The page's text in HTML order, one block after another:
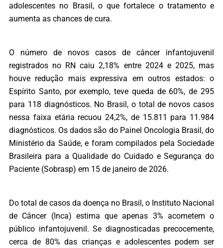
adolescentes no Brasil, o que fortalece o tratamento e
aumenta as chances de cura.
O número de novos casos de câncer infantojuvenil
registrados no RN caiu 2,18% entre 2024 e 2025, mas
houve redução mais expressiva em outros estados: o
Espírito Santo, por exemplo, teve queda de 60%, de 295
para 118 diagnósticos. No Brasil, o total de novos casos
nessa faixa etária recuou 24,2%, de 15.811 para 11.984
diagnósticos. Os dados são do Painel Oncologia Brasil, do
Ministério da Saúde, e foram compilados pela Sociedade
Brasileira para a Qualidade do Cuidado e Segurança do
Paciente (Sobrasp) em 15 de janeiro de 2026.
Do total de casos da doença no Brasil, o Instituto Nacional
de Câncer (Inca) estima que apenas 3% acometem o
público infantojuvenil. Se diagnosticadas precocemente,
cerca de 80% das crianças e adolescentes podem ser